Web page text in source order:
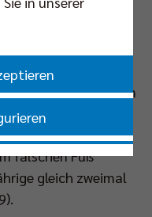
Jubel der
(9:5).
und nach
die Talente
Trikot trug Benjamin
seine
mit dem
falschen Fuß
gleich zweimal
akzeptieren